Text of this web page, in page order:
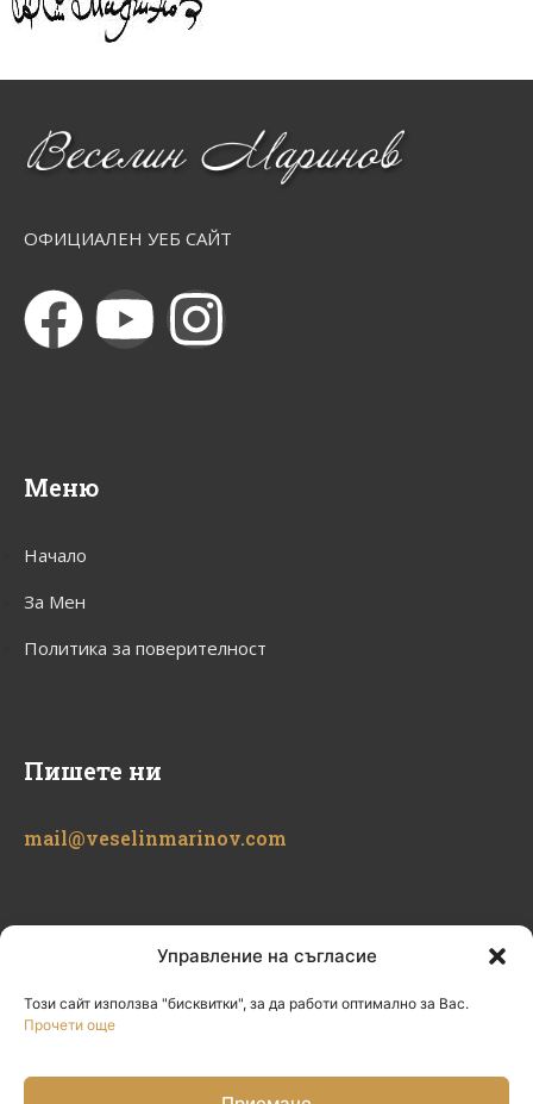
Управление на съгласие
Този сайт използва "бисквитки", за да работи оптимално за Вас.
Прочети още
ОФИЦИАЛЕН УЕБ САЙТ
Меню
Начало
За Мен
Политика за поверителност
Пишете ни
mail@veselinmarinov.com